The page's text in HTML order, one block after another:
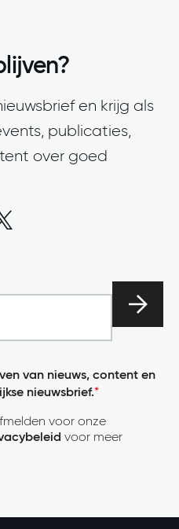
en krijg als
publicaties,
over goed
van nieuws, content en
nieuwsbrief.*
voor onze
voor meer